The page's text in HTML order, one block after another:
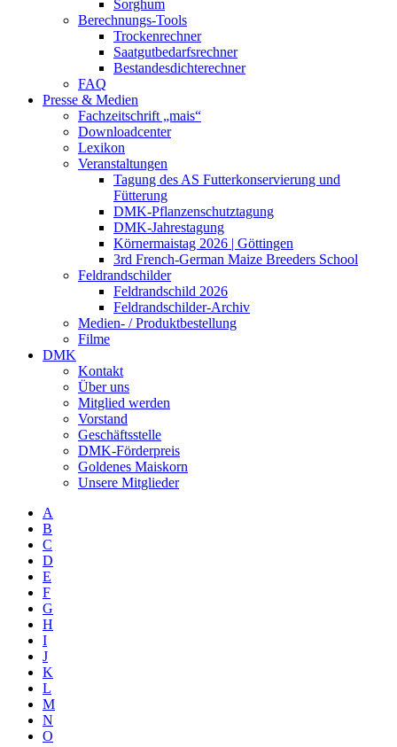
Sorghum
Berechnungs-Tools
Trockenrechner
Saatgutbedarfsrechner
Bestandesdichterechner
FAQ
Presse & Medien
Fachzeitschrift „mais“
Downloadcenter
Lexikon
Veranstaltungen
Tagung des AS Futterkonservierung und
Fütterung
DMK-Pflanzenschutztagung
DMK-Jahrestagung
Körnermaistag 2026 | Göttingen
3rd French-German Maize Breeders School
Feldrandschilder
Feldrandschild 2026
Feldrandschilder-Archiv
Medien- / Produktbestellung
Filme
DMK
Kontakt
Über uns
Mitglied werden
Vorstand
Geschäftsstelle
DMK-Förderpreis
Goldenes Maiskorn
Unsere Mitglieder
A
B
C
D
E
F
G
H
I
J
K
L
M
N
O